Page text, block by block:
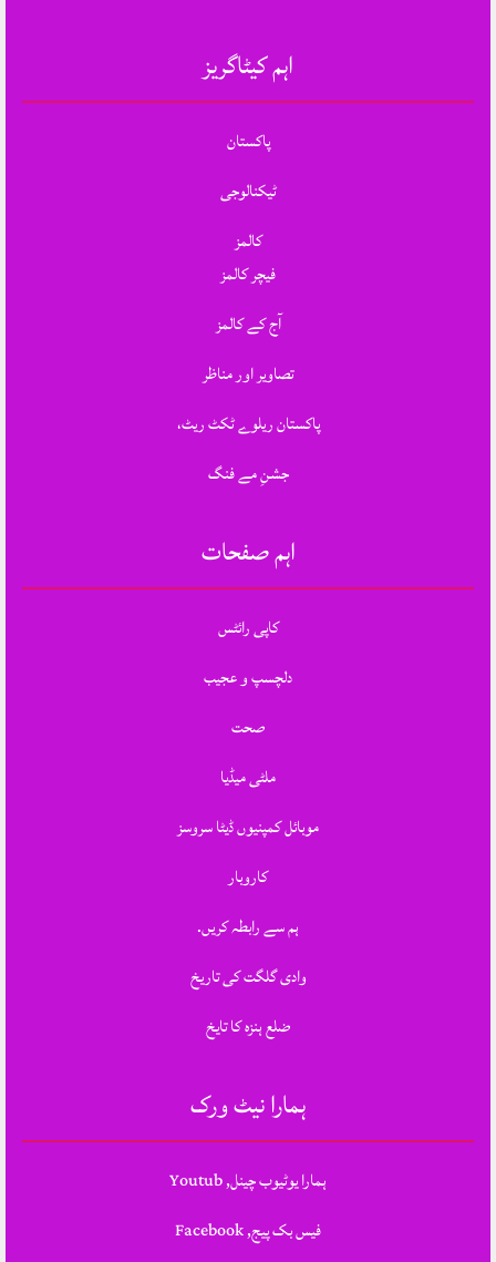
اہم کیٹاگریز
پاکستان
ٹیکنالوجی
کالمز
فیچر کالمز
آج کے کالمز
تصاویر اور مناظر
پاکستان ریلوے ٹکٹ ریٹ،
جشنِ مے فنگ
اہم صفحات
کاپی رائٹس
دلچسپ و عجیب
صحت
ملٹی میڈیا
موبائل کمپنیوں ڈیٹا سروسز
کاروبار
ہم سے رابطہ کریں.
وادی گلگت کی تاریخ
ضلع ہنزہ کا تایخ
ہمارا نیٹ ورک
ہمارا یوٹیوب چینل, Youtub
فیس بک پیج, Facebook